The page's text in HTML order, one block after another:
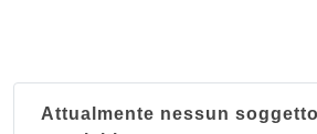
Attualmente nessun